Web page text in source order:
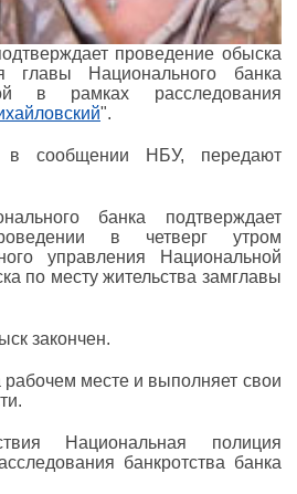
проведение обыска
главы Национального банка
в рамках расследования
".
в сообщении НБУ, передают
банка подтверждает
в четверг утром
управления Национальной
по месту жительства замглавы
закончен.
рабочем месте и выполняет свои
Национальная полиция
банкротства банка